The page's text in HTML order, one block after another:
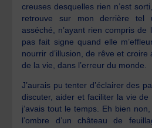
creuses desquelles rien n’est
retrouve sur mon derrière tel
asséché, n’ayant rien compris
pas fait signe quand elle
nourrir d’illusion, de rêve et
de la vie, dans l’erreur du monde.
J’aurais pu tenter d’éclairer des
discuter, aider et faciliter la vie
j’avais tout le temps. Eh bien
l’ombre d’un château de